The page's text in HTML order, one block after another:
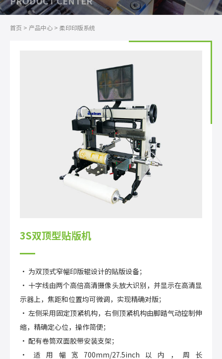
首页 > 产品中心 > 柔印印版系统
3S双顶型贴版机
• 为双顶式窄幅印版辊设计的贴版设备；
• 十字线由两个高倍高清摄像头放大识别，并显示在高清显
示器上，焦距和位置均可微调，实现精确对版；
• 左侧采用固定顶紧机构，右侧顶紧机构由脚踏气动控制伸
缩，精确定心位，操作简便；
• 配有卷筒双面胶带安装支架；
• 适用幅宽700mm/27.5inch以内，周长